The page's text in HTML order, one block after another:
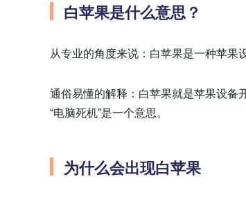
白苹果是什么意思？
从专业的角度来说：白苹果是一种苹果
通俗易懂的解释：白苹果就是苹果设备
“电脑死机”是一个意思。
为什么会出现白苹果